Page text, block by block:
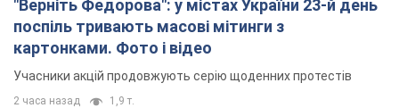
"Верніть Федорова": у містах України 23-й день
поспіль тривають масові мітинги з
картонками. Фото і відео
Учасники акцій продовжують серію щоденних протестів
2 часа назад 1,9 т.